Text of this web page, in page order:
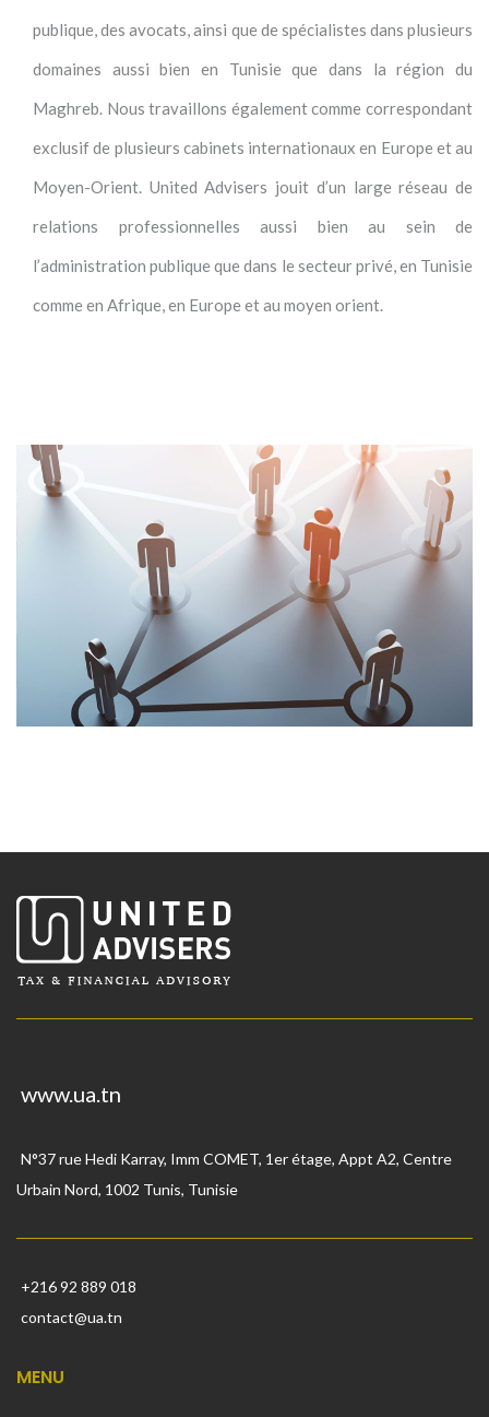
publique, des avocats, ainsi que de spécialistes dans plusieurs
domaines aussi bien en Tunisie que dans la région du
Maghreb. Nous travaillons également comme correspondant
exclusif de plusieurs cabinets internationaux en Europe et au
Moyen-Orient. United Advisers jouit d’un large réseau de
relations professionnelles aussi bien au sein de
l’administration publique que dans le secteur privé, en Tunisie
comme en Afrique, en Europe et au moyen orient.
www.ua.tn
N°37 rue Hedi Karray, Imm COMET, 1er étage, Appt A2, Centre
Urbain Nord, 1002 Tunis, Tunisie
+216 92 889 018
contact@ua.tn
MENU